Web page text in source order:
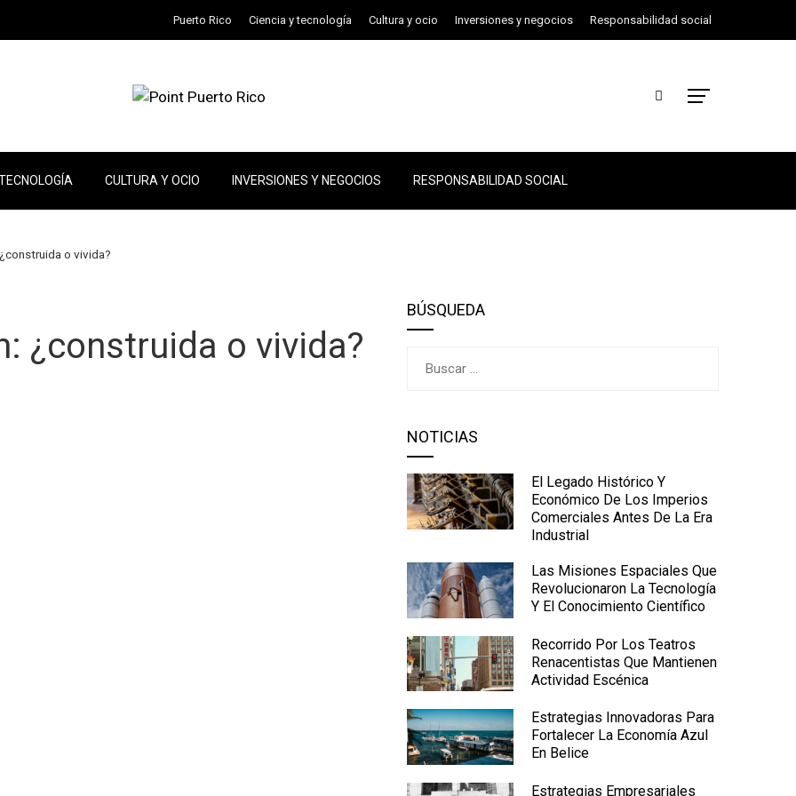
Puerto Rico Ciencia y tecnología Cultura y ocio Inversiones y negocios Responsabilidad social
CULTURA Y OCIO INVERSIONES Y NEGOCIOS RESPONSABILIDAD SOCIAL
o vivida?
¿construida o vivida?
BÚSQUEDA
NOTICIAS
El Legado Histórico Y
Económico De Los Imperios
Comerciales Antes De La Era
Industrial
Las Misiones Espaciales Que
Revolucionaron La Tecnología
Y El Conocimiento Científico
Recorrido Por Los Teatros
Renacentistas Que Mantienen
Actividad Escénica
Estrategias Innovadoras Para
Fortalecer La Economía Azul
En Belice
Estrategias Empresariales